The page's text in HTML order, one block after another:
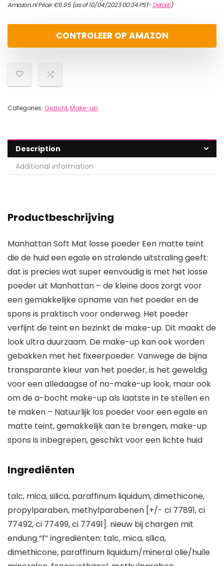
Amazon.nl Price:€6.95(as of 10/04/2023 00:34 PST-Details)
CONTROLEER OP AMAZON
Categories: Gezicht,Make-up
Description
Additional information
Productbeschrijving
Manhattan Soft Mat losse poeder Een matte teint
die de huid een egale en stralende uitstraling geeft:
dat is precies wat super eenvoudig is met het losse
poeder uit Manhattan – de kleine doos zorgt voor
een gemakkelijke opname van het poeder en de
spons is praktisch voor onderweg. Het poeder
verfijnt de teint en bezinkt de make-up. Dit maakt de
look ultra duurzaam. De make-up kan ook worden
gebakken met het fixeerpoeder. Vanwege de bijna
transparante kleur van het poeder, is het geweldig
voor een alledaagse of no-make-up look, maar ook
om de a-bocht make-up als laatste in te stellen en
te maken – Natuurlijk los poeder voor een egale en
matte teint, gemakkelijk aan te brengen, make-up
spons is inbegrepen, geschikt voor een lichte huid
Ingrediënten
talc, mica, silica, paraffinum liquidum, dimethicone,
propylparaben, methylparabenen [+/- ci 77891, ci
77492, ci 77499, ci 77491]. nieuw bij chargen mit
endung “f” ingrediënten: talc, mica, silica,
dimethicone, paraffinum liquidum/mineral olie/huile